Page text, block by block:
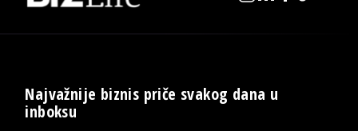
Najvažnije biznis priče svakog dana u
inboksu